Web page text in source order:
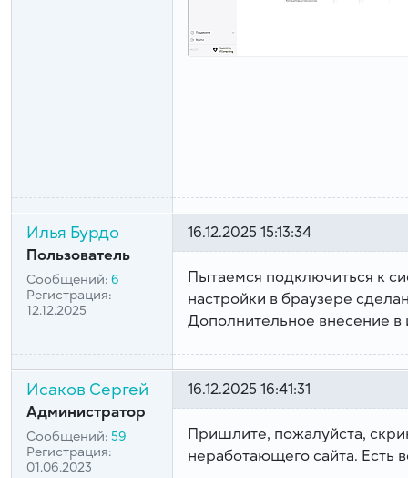
Илья Бурдо
Пользователь
Сообщений: 6
Регистрация:
12.12.2025
16.12.2025 15:13:34
Пытаемся подключиться к
настройки в браузере
Дополнительное внесение
Исаков Сергей
Администратор
Сообщений: 59
Регистрация:
01.06.2023
16.12.2025 16:41:31
Пришлите, пожалуйста,
неработающего сайта. Есть